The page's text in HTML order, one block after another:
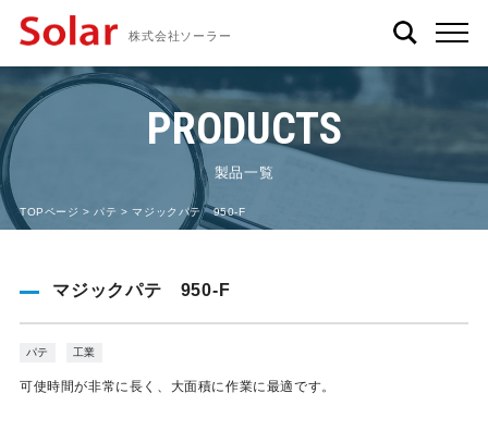
株式会社ソーラー
PRODUCTS
製品一覧
TOPページ > パテ > マジックパテ 950-F
マジックパテ 950-F
パテ 工業
可使時間が非常に長く、大面積に作業に最適です。